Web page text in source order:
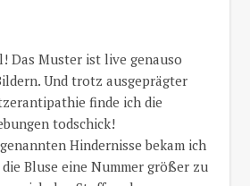
Das Muster ist live genauso
Und trotz ausgeprägter
finde ich die
todschick!
Hindernisse bekam ich
die Bluse eine Nummer größer zu